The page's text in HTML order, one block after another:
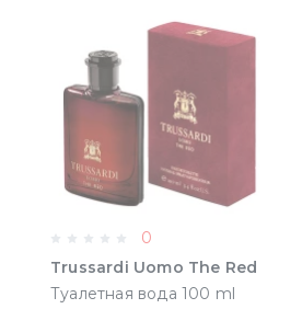
0
Trussardi Uomo The Red
Туалетная вода 100 ml